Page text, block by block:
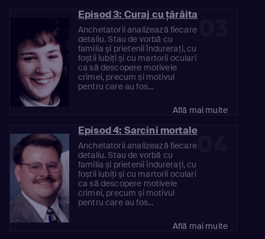
Episod 3: Curaj cu țârâita
Anchetatorii analizează fiecare
detaliu. Stau de vorbă cu
familia și prietenii îndurerați, cu
foștii iubiți și cu martorii oculari
ca să descopere motivele
crimei, precum și motivul
pentru care au fos...
Află mai multe
04
Episod 4: Sarcini mortale
Anchetatorii analizează fiecare
detaliu. Stau de vorbă cu
familia și prietenii îndurerați, cu
foștii iubiți și cu martorii oculari
ca să descopere motivele
crimei, precum și motivul
pentru care au fos...
Află mai multe